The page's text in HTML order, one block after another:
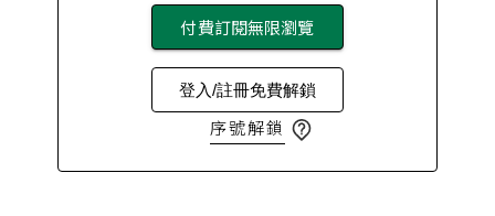
付費訂閱無限瀏覽
登入/註冊免費解鎖
序號解鎖